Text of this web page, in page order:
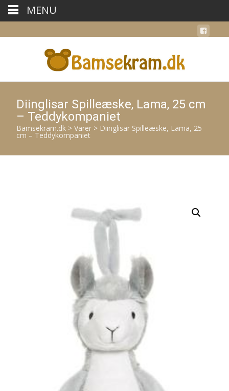
Diinglisar Spilleæske, Lama, 25 cm
– Teddykompaniet
Bamsekram.dk > Varer > Diinglisar Spilleæske, Lama, 25
cm – Teddykompaniet
MENU